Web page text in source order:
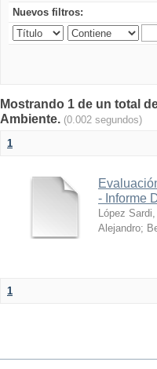
Nuevos filtros:
Mostrando 1 de un total
Ambiente. (0.002 segundos)
1
- Informe
López
Alejandro;
1